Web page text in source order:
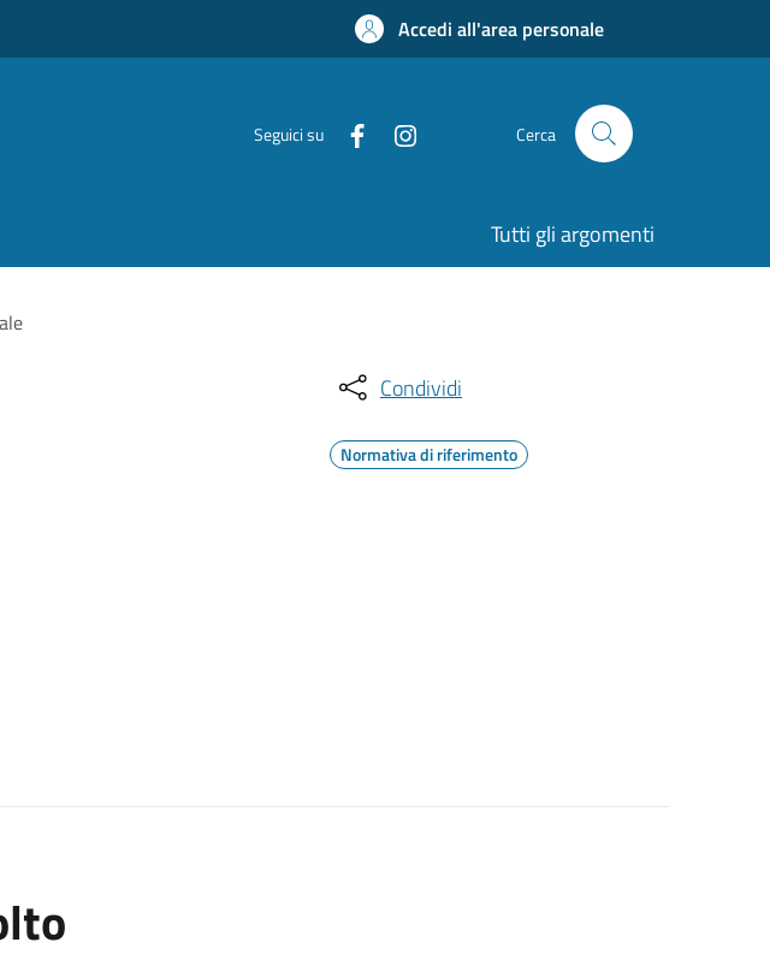
Accedi all'area personale
Seguici su Cerca
Tutti gli argomenti
Condividi
Normativa di riferimento